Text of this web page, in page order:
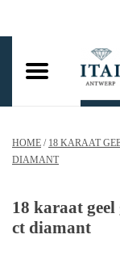
Trouwringen
Hangers
Kettingen
HOME / 18 KARAAT
DIAMANT
18 karaat
ct diamant